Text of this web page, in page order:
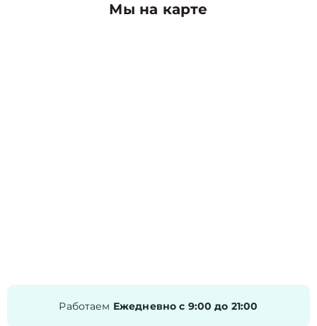
Мы на карте
Работаем Ежедневно с 9:00 до 21:00